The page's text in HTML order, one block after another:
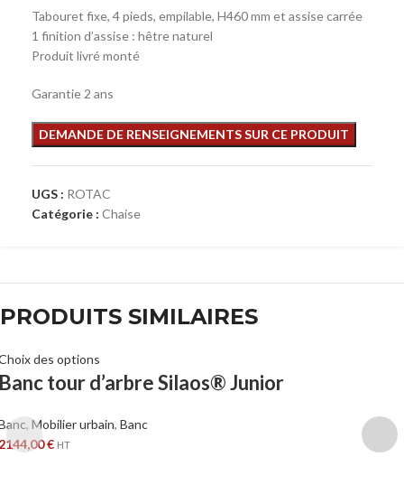
Tabouret fixe, 4 pieds, empilable, H460 mm et assise carrée
1 finition d’assise : hêtre naturel
Produit livré monté
Garantie 2 ans
UGS : ROTAC
Catégorie : Chaise
PRODUITS SIMILAIRES
des options
tour d’arbre Silaos® Junior
,Mobilier urbain,Banc
€ HT